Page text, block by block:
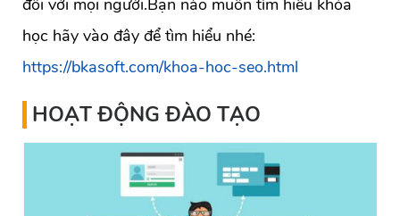
đối với mọi người.Bạn nào muốn tìm hiểu khóa
học hãy vào đây để tìm hiểu nhé:
https://bkasoft.com/khoa-hoc-seo.html
HOẠT ĐỘNG ĐÀO TẠO